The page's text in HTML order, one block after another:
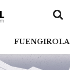
FUENGIROLA